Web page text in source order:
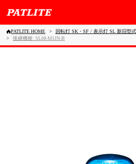
PATLITE HOME 回転灯 SK・SF / 表示灯 SL 新旧型
後継機種: SL08-M1JN-B